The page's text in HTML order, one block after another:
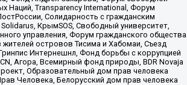
Наций, Transparеncy International, Форум
Солидарность с гражданским
КрымSOS, Свободный университет,
управления, Форум гражданского общества
островов Тисима и Хабомаи, Съезд
Интернешнл, Фонд борьбы с коррупцией
Агора, Всемирный фонд природы, BDR Novaja
Образовательный дом прав человека
Человека, Белорусский дом прав человека